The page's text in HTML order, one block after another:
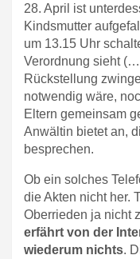
28. April ist
Kindsmutter
um 13.15 Uhr
Verordnung sieht
Rückstellung
notwendig wäre,
Eltern gemeinsam
Anwältin bietet an,
besprechen.
Ob ein solches
die Akten nicht her.
Oberrieden ja nicht
erfährt von der
wiederum nichts.